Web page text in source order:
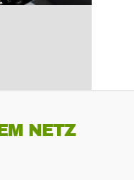
NETZ